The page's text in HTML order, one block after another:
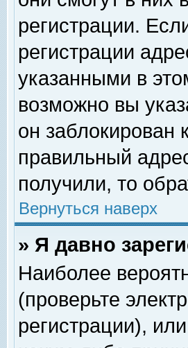
регистрации.
регистрации
указанными в
возможно вы
он
правильный
получили, то
Вернуться наверх
» Я давно
Наиболее
(проверьте
регистрации),